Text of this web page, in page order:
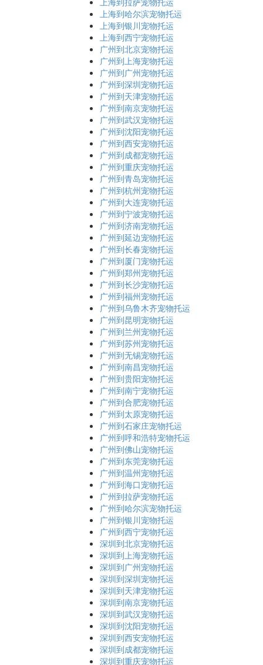
上海到哈尔滨宠物托运
上海到银川宠物托运
上海到西宁宠物托运
广州到北京宠物托运
广州到上海宠物托运
广州到广州宠物托运
广州到深圳宠物托运
广州到天津宠物托运
广州到南京宠物托运
广州到武汉宠物托运
广州到沈阳宠物托运
广州到西安宠物托运
广州到成都宠物托运
广州到重庆宠物托运
广州到青岛宠物托运
广州到杭州宠物托运
广州到大连宠物托运
广州到宁波宠物托运
广州到济南宠物托运
广州到延边宠物托运
广州到长春宠物托运
广州到厦门宠物托运
广州到郑州宠物托运
广州到长沙宠物托运
广州到福州宠物托运
广州到乌鲁木齐宠物托运
广州到昆明宠物托运
广州到兰州宠物托运
广州到苏州宠物托运
广州到无锡宠物托运
广州到南昌宠物托运
广州到贵阳宠物托运
广州到南宁宠物托运
广州到合肥宠物托运
广州到太原宠物托运
广州到石家庄宠物托运
广州到呼和浩特宠物托运
广州到佛山宠物托运
广州到东莞宠物托运
广州到温州宠物托运
广州到海口宠物托运
广州到拉萨宠物托运
广州到哈尔滨宠物托运
广州到银川宠物托运
广州到西宁宠物托运
深圳到北京宠物托运
深圳到上海宠物托运
深圳到广州宠物托运
深圳到深圳宠物托运
深圳到天津宠物托运
深圳到南京宠物托运
深圳到武汉宠物托运
深圳到沈阳宠物托运
深圳到西安宠物托运
深圳到成都宠物托运
深圳到重庆宠物托运